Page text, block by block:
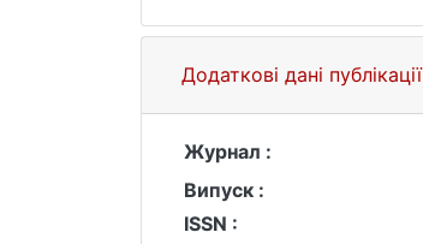
Додаткові дані публікації
Журнал :
Випуск :
ISSN :